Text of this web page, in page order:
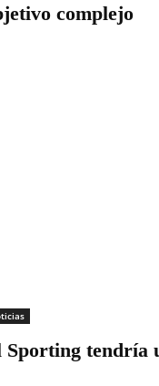
complejo
Sporting tendría